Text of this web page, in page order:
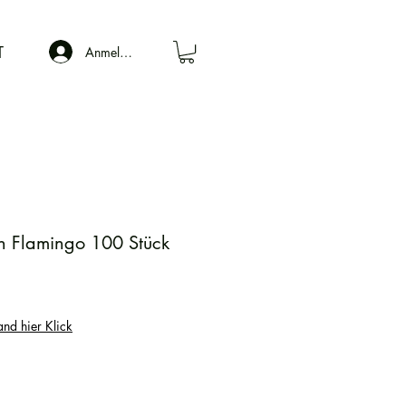
Anmelden
Flamingo 100 Stück
hier Klick